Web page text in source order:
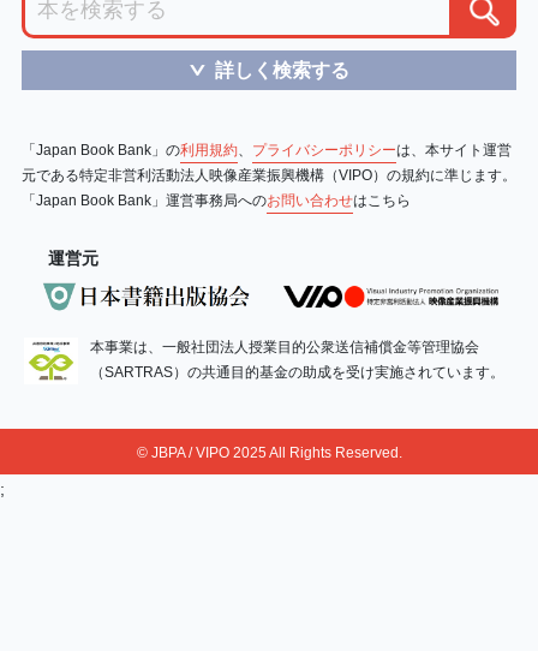
＞ 詳しく検索する
「Japan Book Bank」の利用規約、 プライバシーポリシーは、本サイト運営
元である特定非営利活動法人映像産業振興機構（VIPO）の規約に準じます。
「Japan Book Bank」運営事務局へのお問い合わせはこちら
運営元
本事業は、一般社団法人授業目的公衆送信補償金等管理協会
（SARTRAS）の共通目的基金の助成を受け実施されています。
© JBPA / VIPO 2025 All Rights Reserved.
;